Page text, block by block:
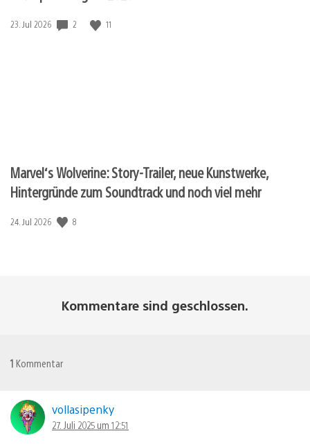
Veröffentlichungsdatum:
23. Jul 2026 2 11
Marvel‘s Wolverine: Story-Trailer, neue Kunstwerke,
Hintergründe zum Soundtrack und noch viel mehr
Veröffentlichungsdatum:
24. Jul 2026 8
Kommentare sind geschlossen.
1 Kommentar
vollasipenky
27. Juli 2025 um 12:51